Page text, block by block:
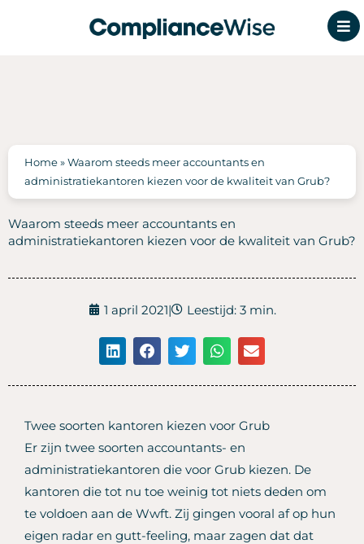
Home » Waarom steeds meer accountants en
administratiekantoren kiezen voor de kwaliteit van Grub?
Waarom steeds meer accountants en
administratiekantoren kiezen voor de kwaliteit van Grub?
1 april 2021| Leestijd: 3 min.
Twee soorten kantoren kiezen voor Grub
Er zijn twee soorten accountants- en
administratiekantoren die voor Grub kiezen. De
kantoren die tot nu toe weinig tot niets deden om
te voldoen aan de Wwft. Zij gingen vooral af op hun
eigen radar en gutt-feeling, maar zagen dat dat